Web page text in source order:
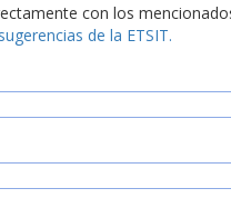
con los
de la ETSIT.